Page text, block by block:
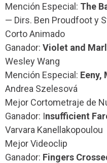
Mención Especial: The
— Dirs. Ben Proudfoot y
Corto Animado
Ganador: Violet and
Wesley Wang
Mención Especial: Eeny,
Andrea Szelesová
Mejor Cortometraje de
Ganador: Insufficient
Varvara Kanellakopoulou
Mejor Videoclip
Ganador: Fingers